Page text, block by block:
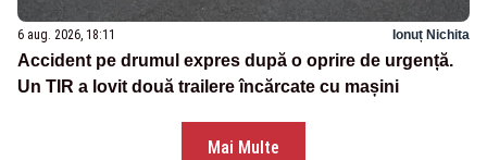
6 aug. 2026, 18:11 Ionuț Nichita
Accident pe drumul expres după o oprire de urgență.
Un TIR a lovit două trailere încărcate cu mașini
Mai Multe